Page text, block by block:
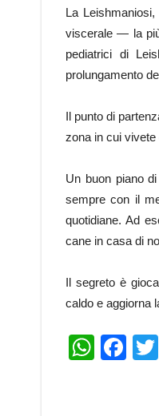
La
viscerale — la
pediatrici di
prolungamento
Il punto di
zona in cui
Un buon piano
sempre con il
quotidiane. Ad
cane in casa di
Il segreto è
caldo e aggiorna